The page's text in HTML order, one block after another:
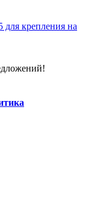
крепления на